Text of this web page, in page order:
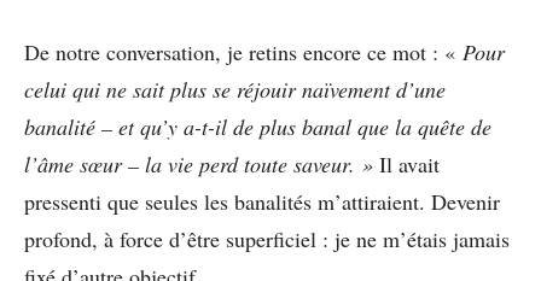
De notre conversation, je retins encore ce mot : « Pour
celui qui ne sait plus se réjouir naïvement d’une
banalité – et qu’y a-t-il de plus banal que la quête de
l’âme sœur – la vie perd toute saveur. » Il avait
pressenti que seules les banalités m’attiraient. Devenir
profond, à force d’être superficiel : je ne m’étais jamais